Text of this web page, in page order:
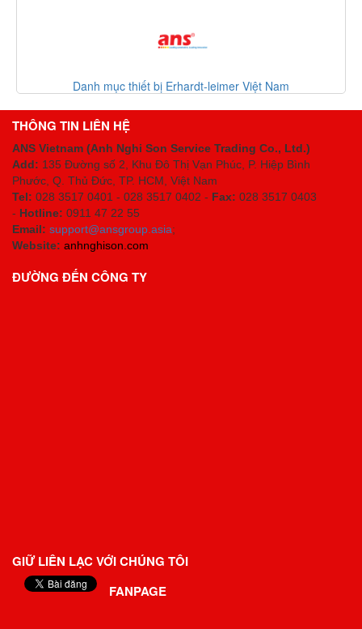
Danh mục thiết bị Erhardt-leimer Việt Nam
THÔNG TIN LIÊN HỆ
ANS Vietnam (Anh Nghi Son Service Trading Co., Ltd.)
Add: 135 Đường số 2, Khu Đô Thị Vạn Phúc, P. Hiệp Bình
Phước, Q. Thủ Đức, TP. HCM , Việt Nam
Tel: 028 3517 0401 - 028 3517 0402 - Fax: 028 3517 0403
- Hotline: 0911 47 22 55
Email: support@ansgroup.asia;
Website: anhnghison.com
ĐƯỜNG ĐẾN CÔNG TY
GIỮ LIÊN LẠC VỚI CHÚNG TÔI
FANPAGE